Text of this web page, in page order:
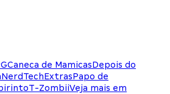
Caneca de MamicasDepois do
NerdTechExtrasPapo de
T-ZombiiVeja mais em